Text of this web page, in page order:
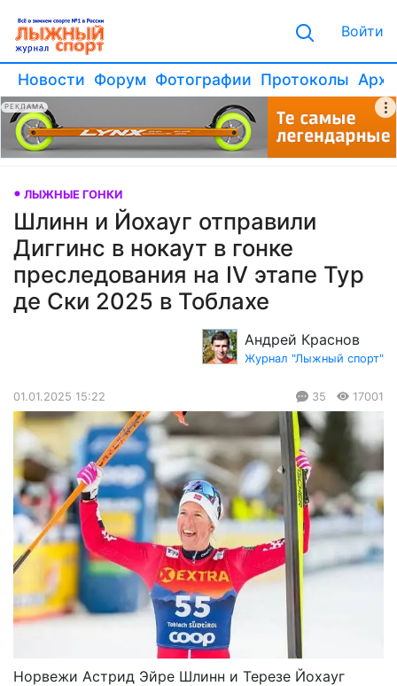
Войти
Новости Форум Фотографии Протоколы
РЕКЛАМА
ЛЫЖНЫЕ ГОНКИ
Шлинн и Йохауг отправили
Диггинс в нокаут в гонке
преследования на IV этапе Тур
де Ски 2025 в Тоблахе
Андрей Краснов
Журнал "Лыжный спорт"
01.01.2025 15:22 35 17001
Норвежи Астрид Эйре Шлинн и Терезе Йохауг